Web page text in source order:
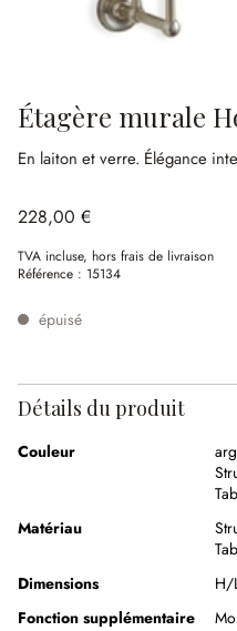
Étagère murale
En laiton et verre. Élégance
228,00 €
TVA incluse, hors frais de livraison
Référence : 15134
épuisé
Détails du produit
Couleur
Matériau
Dimensions
H/
Fonction supplémentaire